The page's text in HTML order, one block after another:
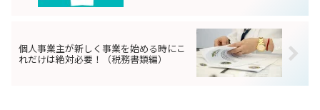
個人事業主が新しく事業を始める時にこ
れだけは絶対必要！（税務書類編）